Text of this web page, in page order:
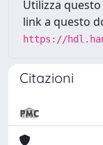
Utilizza
link a questo
https://
Citazioni